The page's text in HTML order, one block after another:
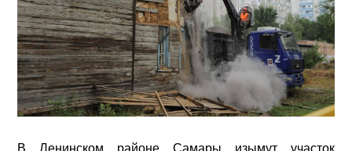
В Ленинском районе Самары изымут участок